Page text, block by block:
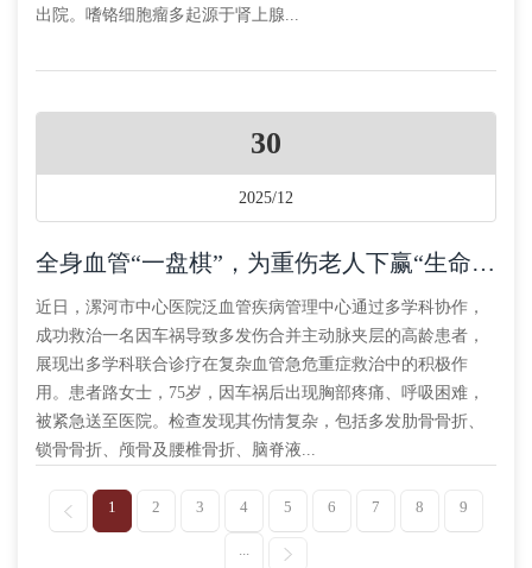
出院。嗜铬细胞瘤多起源于肾上腺...
30
2025/12
全身血管“一盘棋”，为重伤老人下赢“生命棋局”
近日，漯河市中心医院泛血管疾病管理中心通过多学科协作，
成功救治一名因车祸导致多发伤合并主动脉夹层的高龄患者，
展现出多学科联合诊疗在复杂血管急危重症救治中的积极作
用。患者路女士，75岁，因车祸后出现胸部疼痛、呼吸困难，
被紧急送至医院。检查发现其伤情复杂，包括多发肋骨骨折、
锁骨骨折、颅骨及腰椎骨折、脑脊液...
1 2 3 4 5 6 7 8 9
...